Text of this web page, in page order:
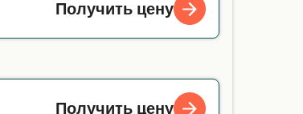
Получить цену
Получить цену